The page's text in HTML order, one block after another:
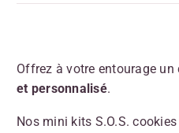
Offrez à votre entourage un
et personnalisé.
Nos mini kits S.O.S.